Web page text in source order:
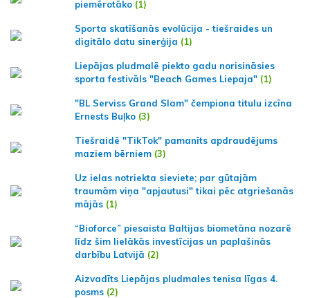
piemērotāko (1)
Sporta skatīšanās evolūcija - tiešraides un
digitālo datu sinerģija (1)
Liepājas pludmalē piekto gadu norisināsies
sporta festivāls "Beach Games Liepaja" (1)
"BL Serviss Grand Slam" čempiona titulu izcīna
Ernests Buļko (3)
Tiešraidē "TikTok" pamanīts apdraudējums
maziem bērniem (3)
Uz ielas notriekta sieviete; par gūtajām
traumām viņa "apjautusi" tikai pēc atgriešanās
mājās (1)
“Bioforce” piesaista Baltijas biometāna nozarē
līdz šim lielākās investīcijas un paplašinās
darbību Latvijā (2)
Aizvadīts Liepājas pludmales tenisa līgas 4.
posms (2)